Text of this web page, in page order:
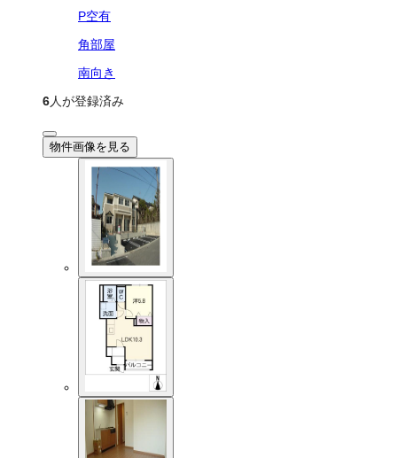
P空有
角部屋
南向き
6人が登録済み
物件画像を見る